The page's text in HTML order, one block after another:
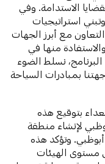
الاستدامة. وفي
استراتيجيات
مع أبرز الجهات
منها في
نسلط الضوء
بمبادرات السياحة
بتوقيع هذه
لإنشاء منطقة
وتؤكد هذه
مستوى الهيئات